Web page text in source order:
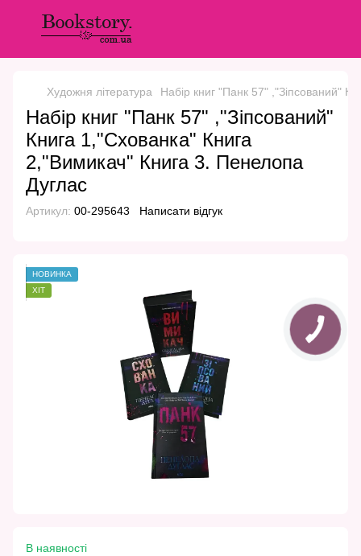
Художня література Набір книг "Панк 57" ,"Зіпсований"
Набір книг "Панк 57" ,"Зіпсований"
Книга 1,"Схованка" Книга
2,"Вимикач" Книга 3. Пенелопа
Дуглас
Артикул: 00-295643 Написати відгук
НОВИНКА
ХІТ
В наявності